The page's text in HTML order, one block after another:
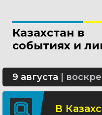
Казахстан в
событиях и
9 августа
СОР и
В